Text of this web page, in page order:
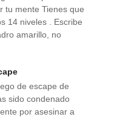
tu mente Tienes que
14 niveles . Escribe
amarillo, no
de escape de
sido condenado
por asesinar a